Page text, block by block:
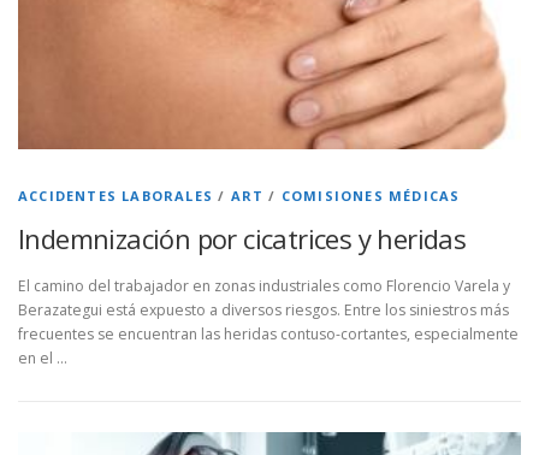
ACCIDENTES LABORALES / ART / COMISIONES MÉDICAS
Indemnización por cicatrices y heridas
El camino del trabajador en zonas industriales como Florencio Varela y
Berazategui está expuesto a diversos riesgos. Entre los siniestros más
frecuentes se encuentran las heridas contuso-cortantes, especialmente
en el …